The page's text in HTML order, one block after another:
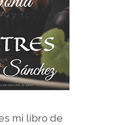
mi libro de